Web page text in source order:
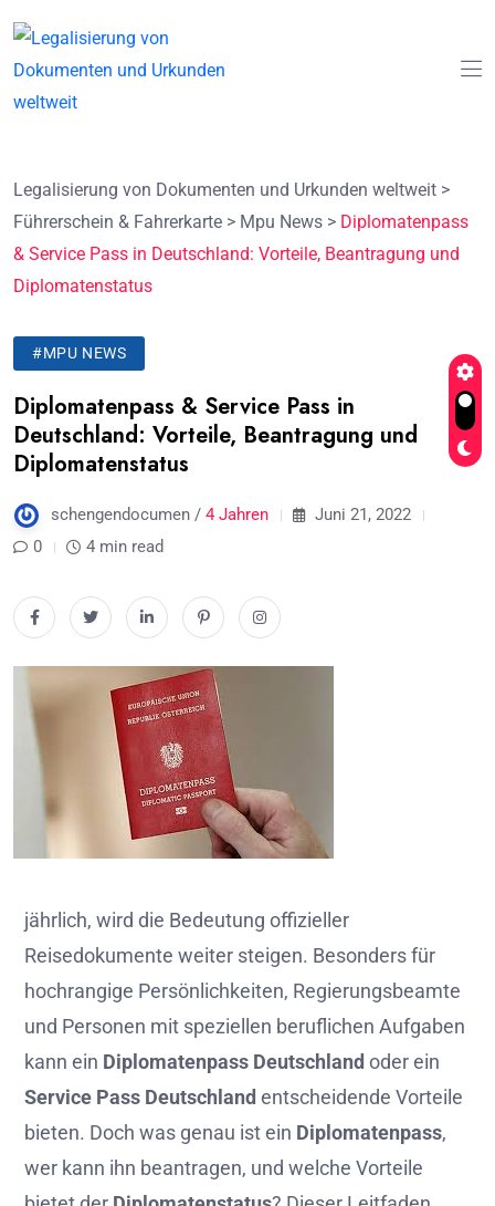
Legalisierung von Dokumenten und Urkunden weltweit >
Führerschein & Fahrerkarte > Mpu News > Diplomatenpass
& Service Pass in Deutschland: Vorteile, Beantragung und
Diplomatenstatus
#MPU NEWS
Diplomatenpass & Service Pass in
Deutschland: Vorteile, Beantragung und
Diplomatenstatus
schengendocumen / 4 Jahren
Juni 21, 2022
0
4 min read
jährlich, wird die Bedeutung offizieller
Reisedokumente weiter steigen. Besonders für
hochrangige Persönlichkeiten, Regierungsbeamte
und Personen mit speziellen beruflichen Aufgaben
kann ein Diplomatenpass Deutschland oder ein
Service Pass Deutschland entscheidende Vorteile
bieten. Doch was genau ist ein Diplomatenpass,
wer kann ihn beantragen, und welche Vorteile